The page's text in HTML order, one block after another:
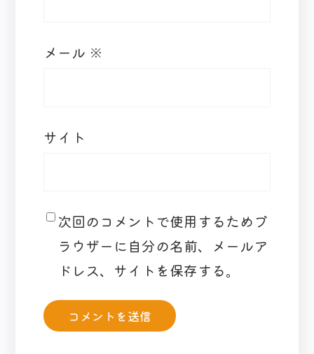
メール ※
サイト
次回のコメントで使用するためブ
ラウザーに自分の名前、メールア
ドレス、サイトを保存する。